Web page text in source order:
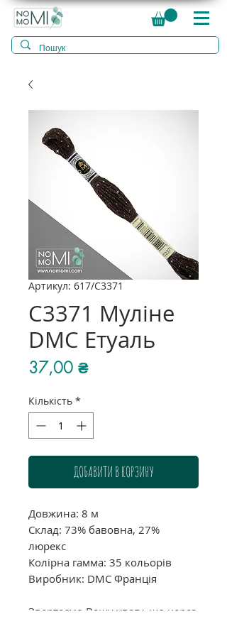
Артикул: 617/C3371
C3371 Муліне
DMC Етуаль
37,00 ₴Ціна
Кількість *
ДОБАВИТИ В КОРЗИНУ
Довжина: 8 м
Склад: 73% бавовна, 27%
люрекс
Колірна гамма: 35 кольорів
Виробник: DMC Франція
Звертаємо Вашу увагу, що через